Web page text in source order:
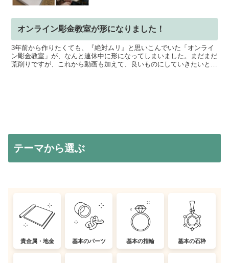
オンライン彫金教室が形になりました！
3年前から作りたくても、『絶対ムリ』と思いこんでいた「オンライ
ン彫金教室」が、なんと連休中に形になってしまいました。まだまだ
荒削りですが、これから動画も加えて、良いものにしていきたいと思
テーマから選ぶ
貴金属・地金 基本のパーツ 基本の指輪 基本の石枠